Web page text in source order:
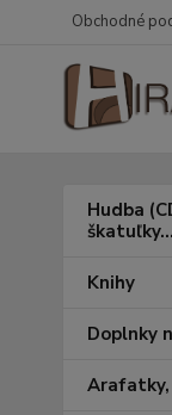
Obchodné
Hudba
Knihy
Doplnky